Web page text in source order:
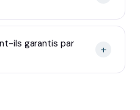
ils garantis par
+